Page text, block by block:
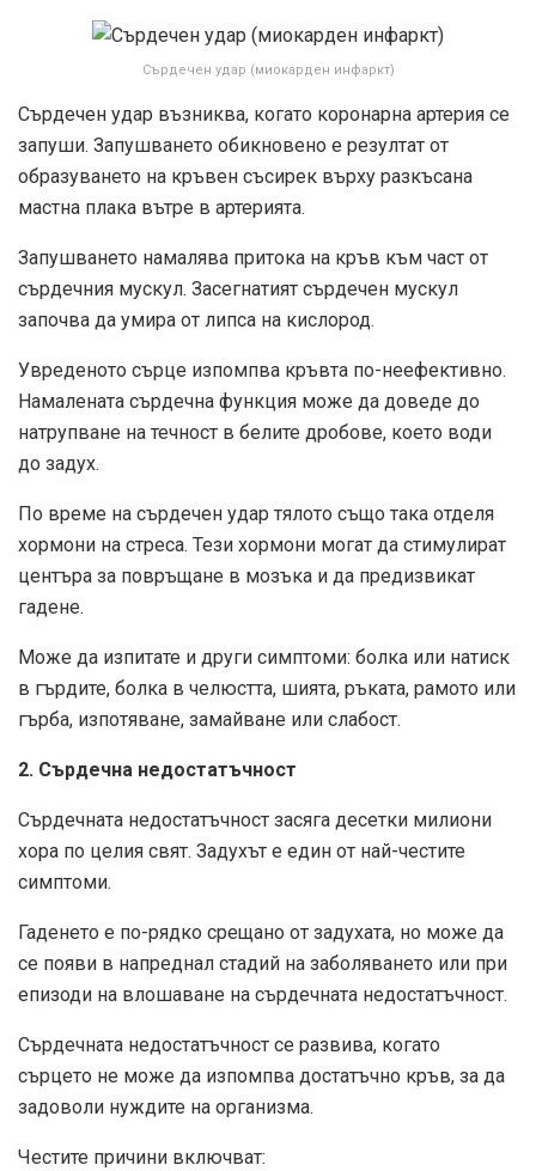
Сърдечен удар (миокарден инфаркт)
Сърдечен удар възниква, когато коронарна артерия се
запуши. Запушването обикновено е резултат от
образуването на кръвен съсирек върху разкъсана
мастна плака вътре в артерията.
Запушването намалява притока на кръв към част от
сърдечния мускул. Засегнатият сърдечен мускул
започва да умира от липса на кислород.
Увреденото сърце изпомпва кръвта по-неефективно.
Намалената сърдечна функция може да доведе до
натрупване на течност в белите дробове, което води
до задух.
По време на сърдечен удар тялото също така отделя
хормони на стреса. Тези хормони могат да стимулират
центъра за повръщане в мозъка и да предизвикат
гадене.
Може да изпитате и други симптоми: болка или натиск
в гърдите, болка в челюстта, шията, ръката, рамото или
гърба, изпотяване, замайване или слабост.
2. Сърдечна недостатъчност
Сърдечната недостатъчност засяга десетки милиони
хора по целия свят. Задухът е един от най-честите
симптоми.
Гаденето е по-рядко срещано от задухата, но може да
се появи в напреднал стадий на заболяването или при
епизоди на влошаване на сърдечната недостатъчност.
Сърдечната недостатъчност се развива, когато
сърцето не може да изпомпва достатъчно кръв, за да
задоволи нуждите на организма.
Честите причини включват: